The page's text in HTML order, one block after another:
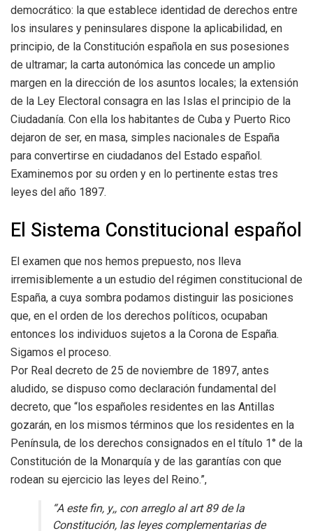
democrático: la que establece identidad de derechos entre
los insulares y peninsulares dispone la aplicabilidad, en
principio, de la Constitución española en sus posesiones
de ultramar; la carta autonómica las concede un amplio
margen en la dirección de los asuntos locales; la extensión
de la Ley Electoral consagra en las Islas el principio de la
Ciudadanía. Con ella los habitantes de Cuba y Puerto Rico
dejaron de ser, en masa, simples nacionales de España
para convertirse en ciudadanos del Estado español.
Examinemos por su orden y en lo pertinente estas tres
leyes del año 1897.
El Sistema Constitucional español
El examen que nos hemos prepuesto, nos lleva
irremisiblemente a un estudio del régimen constitucional de
España, a cuya sombra podamos distinguir las posiciones
que, en el orden de los derechos políticos, ocupaban
entonces los individuos sujetos a la Corona de España.
Sigamos el proceso.
Por Real decreto de 25 de noviembre de 1897, antes
aludido, se dispuso como declaración fundamental del
decreto, que “los españoles residentes en las Antillas
gozarán, en los mismos términos que los residentes en la
Península, de los derechos consignados en el título 1° de la
Constitución de la Monarquía y de las garantías con que
rodean su ejercicio las leyes del Reino.”,
“A este fin, y,, con arreglo al art 89 de la
Constitución, las leyes complementarias de